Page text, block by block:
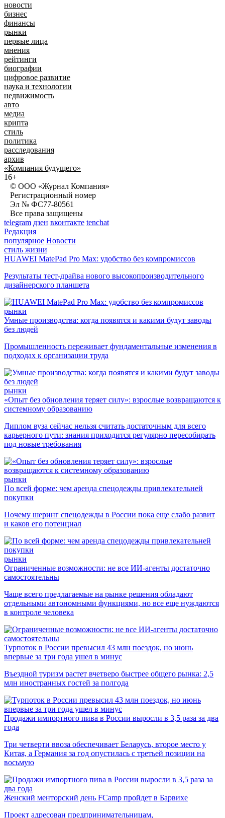
новости
бизнес
финансы
рынки
первые лица
мнения
рейтинги
биографии
цифровое развитие
наука и технологии
недвижимость
авто
медиа
крипта
стиль
политика
расследования
архив
«Компания будущего»
16+
© ООО «Журнал Компания»
Регистрационный номер
Эл № ФС77-80561
Все права защищены
telegram дзен вконтакте tenchat
Редакция
популярное Новости
стиль жизни
HUAWEI MatePad Pro Max: удобство без компромиссов
Результаты тест-драйва нового высокопроизводительного
дизайнерского планшета
рынки
Умные производства: когда появятся и какими будут заводы
без людей
Промышленность переживает фундаментальные изменения в
подходах к организации труда
рынки
«Опыт без обновления теряет силу»: взрослые возвращаются к
системному образованию
Диплом вуза сейчас нельзя считать достаточным для всего
карьерного пути: знания приходится регулярно пересобирать
под новые требования
рынки
По всей форме: чем аренда спецодежды привлекательней
покупки
Почему шеринг спецодежды в России пока еще слабо развит
и каков его потенциал
рынки
Ограниченные возможности: не все ИИ-агенты достаточно
самостоятельны
Чаще всего предлагаемые на рынке решения обладают
отдельными автономными функциями, но все еще нуждаются
в контроле человека
Турпоток в России превысил 43 млн поездок, но июнь
впервые за три года ушел в минус
Въездной туризм растет вчетверо быстрее общего рынка: 2,5
млн иностранных гостей за полгода
Продажи импортного пива в России выросли в 3,5 раза за два
года
Три четверти ввоза обеспечивает Беларусь, второе место у
Китая, а Германия за год опустилась с третьей позиции на
восьмую
Женский менторский день FCamp пройдет в Барвихе
Проект адресован предпринимательницам,